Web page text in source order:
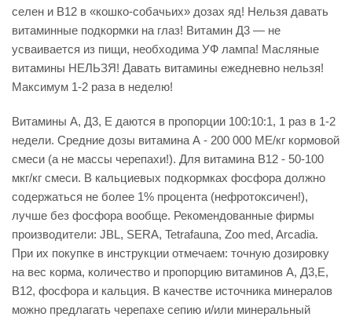
селен и В12 в «кошко-собачьих» дозах яд! Нельзя давать
витаминные подкормки на глаз! Витамин Д3 — не
усваивается из пищи, необходима УФ лампа! Масляные
витамины НЕЛЬЗЯ! Давать витамины ежедневно нельзя!
Максимум 1-2 раза в неделю!
Витамины А, Д3, Е даются в пропорции 100:10:1, 1 раз в 1-2
недели. Средние дозы витамина А - 200 000 МЕ/кг кормовой
смеси (а не массы черепахи!). Для витамина В12 - 50-100
мкг/кг смеси. В кальциевых подкормках фосфора должно
содержаться не более 1% процента (нефротоксичен!),
лучше без фосфора вообще. Рекомендованные фирмы
производители: JBL, SERA, Tetrafauna, Zoo med, Arcadia.
При их покупке в инструкции отмечаем: точную дозировку
на вес корма, количество и пропорцию витаминов А, Д3,Е,
В12, фосфора и кальция. В качестве источника минералов
можно предлагать черепахе сепию и/или минеральный